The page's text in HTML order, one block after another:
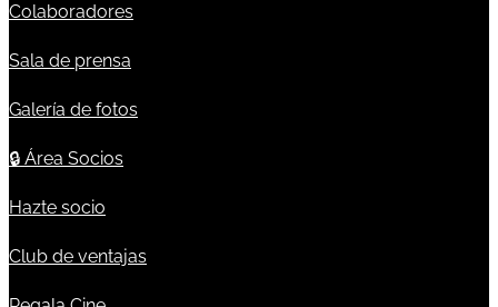
Colaboradores
Sala de prensa
Galería de fotos
🔒 Área Socios
Hazte socio
Club de ventajas